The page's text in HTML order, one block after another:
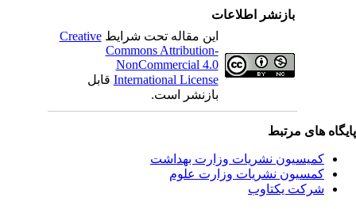
بازنشر اطلاعات
این مقاله تحت شرایطCreative
Commons Attribution-
NonCommercial 4.0
International Licenseقابل
بازنشر است.
های مرتبط
کمیسیون نشریات وزارت بهداشت
کمسیون نشریات وزارت علوم
شرکت یکتاوب